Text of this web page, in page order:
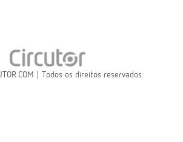
| Todos os direitos reservados